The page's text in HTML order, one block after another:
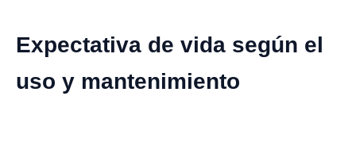
Expectativa de vida según el
uso y mantenimiento